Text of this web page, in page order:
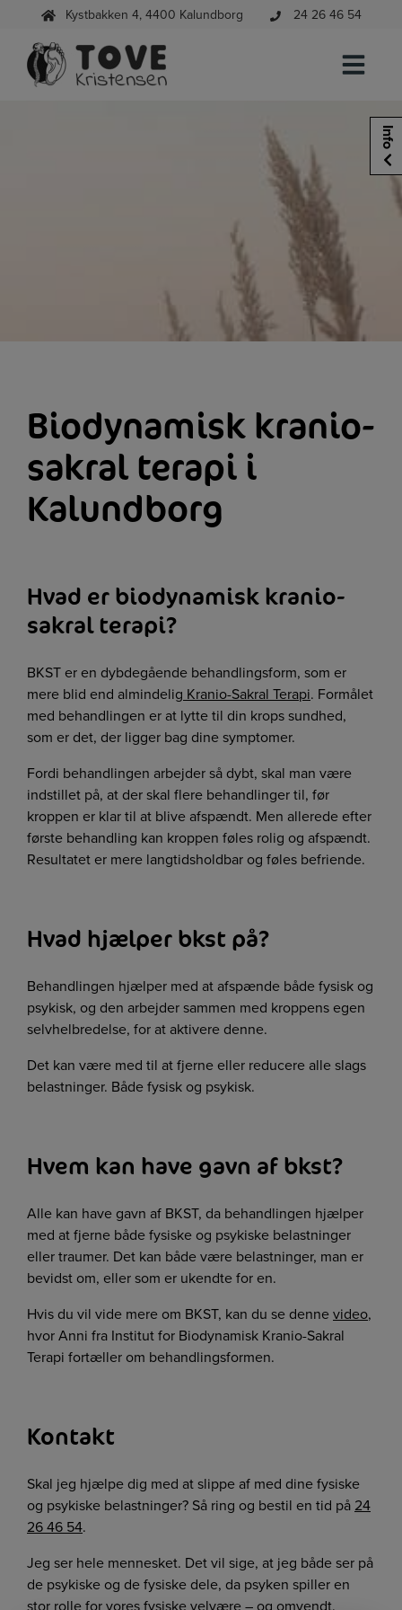
indholdet
Kystbakken 4, 4400 Kalundborg 24 26 46 54
Biodynamisk kranio-
sakral terapi i
Kalundborg​
Hvad er biodynamisk kranio-
sakral terapi?
BKST er en dybdegående behandlingsform, som er
mere blid end almindelig Kranio-Sakral Terapi. Formålet
med behandlingen er at lytte til din krops sundhed,
som er det, der ligger bag dine symptomer.
Fordi behandlingen arbejder så dybt, skal man være
indstillet på, at der skal flere behandlinger til, før
kroppen er klar til at blive afspændt. Men allerede efter
første behandling kan kroppen føles rolig og afspændt.
Resultatet er mere langtidsholdbar og føles befriende.​
Hvad hjælper bkst på?
Behandlingen hjælper med at afspænde både fysisk og
psykisk, og den arbejder sammen med kroppens egen
selvhelbredelse, for at aktivere denne.
Det kan være med til at fjerne eller reducere alle slags
belastninger. Både fysisk og psykisk.
Hvem kan have gavn af bkst?
Alle kan have gavn af BKST, da behandlingen hjælper
med at fjerne både fysiske og psykiske belastninger
eller traumer. Det kan både være belastninger, man er
bevidst om, eller som er ukendte for en.
Hvis du vil vide mere om BKST, kan du se dennevideo,
hvor Anni fra Institut for Biodynamisk Kranio-Sakral
Terapi fortæller om behandlingsformen.
Kontakt
Skal jeg hjælpe dig med at slippe af med dine fysiske
og psykiske belastninger? Så ring og bestil en tid på 24
26 46 54.
Jeg ser hele mennesket. Det vil sige, at jeg både ser på
de psykiske og de fysiske dele, da psyken spiller en
Info